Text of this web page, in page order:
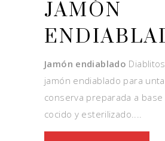
JAMÓN
Jamón endiablado
jamón endiablado para
conserva preparada a
cocido y esterilizado.